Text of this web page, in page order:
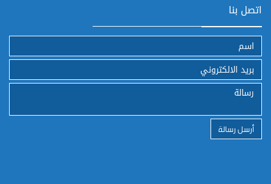
اتصل بنا
أرسل رسالة